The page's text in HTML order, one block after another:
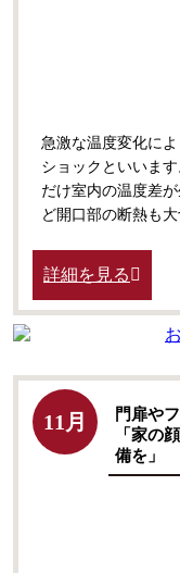
急激な温度変化に
ショックといいます
だけ室内の温度差
ど開口部の断熱も大
詳細を見る
11月
門扉や
「家の
備を」